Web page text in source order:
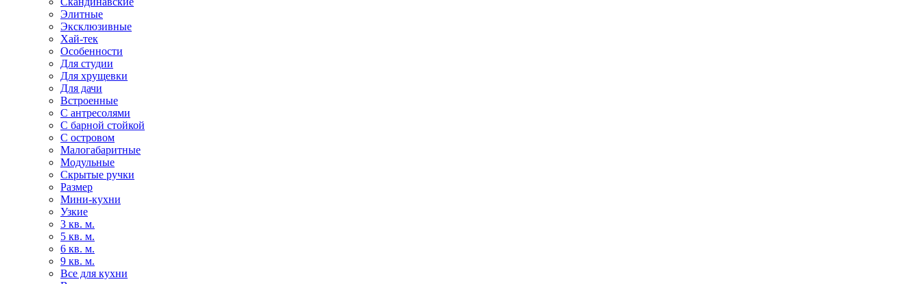
Элитные
Эксклюзивные
Хай-тек
Особенности
Для студии
Для хрущевки
Для дачи
Встроенные
С антресолями
С барной стойкой
С островом
Малогабаритные
Модульные
Скрытые ручки
Размер
Мини-кухни
Узкие
3 кв. м.
5 кв. м.
6 кв. м.
9 кв. м.
Все для кухни